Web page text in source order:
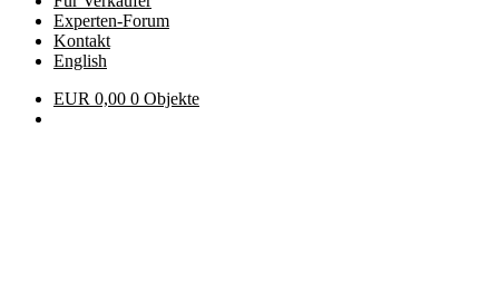
Experten-Forum
Kontakt
English
EUR 0,00 0 Objekte